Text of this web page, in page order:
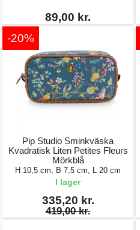
89,00 kr.
-20%
Pip Studio Sminkväska
Kvadratisk Liten Petites Fleurs
Mörkblå
H 10,5 cm, B 7,5 cm, L 20 cm
I lager
335,20 kr.
419,00 kr.